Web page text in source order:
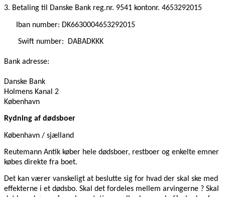
3. Betaling til Danske Bank reg.nr. 9541 kontonr. 4653292015
Iban number: DK6630004653292015
Swift number: DABADKKK
Bank adresse:
Danske Bank
Holmens Kanal 2
København
Rydning af dødsboer
København / sjælland
Reutemann Antik køber hele dødsboer, restboer og enkelte emner
købes direkte fra boet.
Det kan værer vanskeligt at beslutte sig for hvad der skal ske med
effekterne i et dødsbo. Skal det fordeles mellem arvingerne ? Skal